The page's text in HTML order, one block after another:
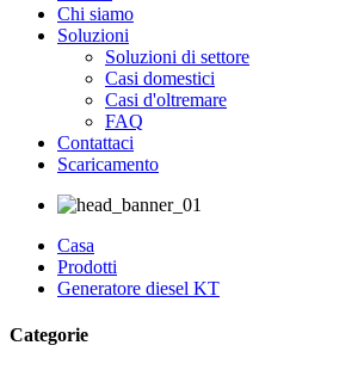
Chi siamo
Soluzioni
Soluzioni di settore
Casi domestici
Casi d'oltremare
FAQ
Contattaci
Scaricamento
Casa
Prodotti
Generatore diesel KT
Categorie